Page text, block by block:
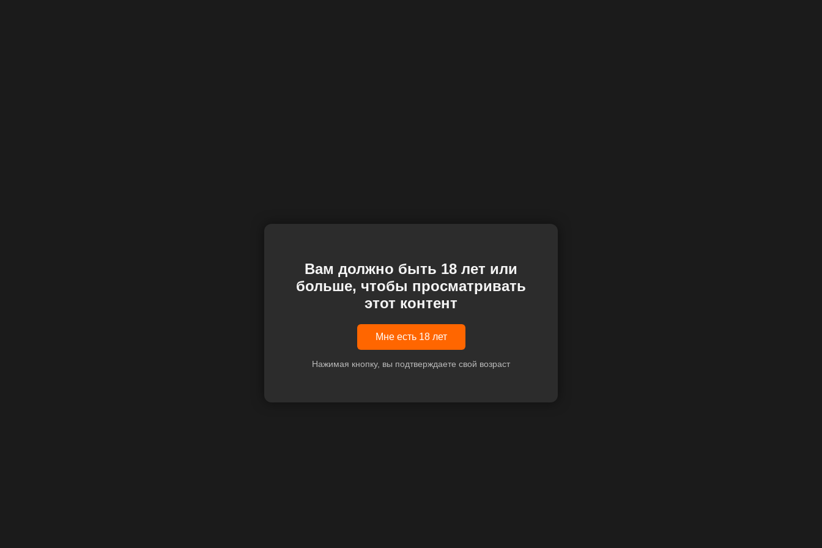
Вам должно быть 18 лет или
больше, чтобы просматривать
этот контент
Мне есть 18 лет
Нажимая кнопку, вы подтверждаете свой возраст